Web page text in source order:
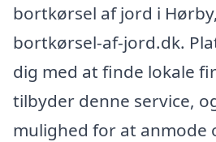
bortkørsel af jord i
bortkørsel-af-jord.dk.
dig med at finde lokale
tilbyder denne service,
mulighed for at anmode